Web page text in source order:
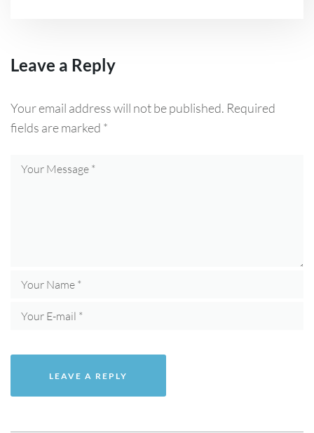
Leave a Reply
Your email address will not be published. Required
fields are marked *